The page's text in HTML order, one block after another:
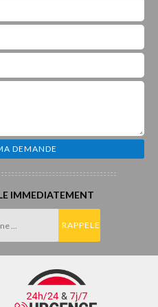
IMMEDIATEMENT